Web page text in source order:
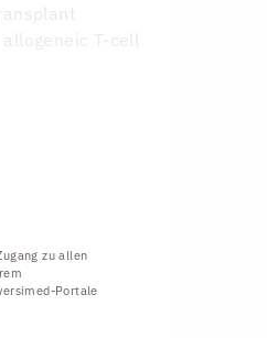
zu allen
Portale